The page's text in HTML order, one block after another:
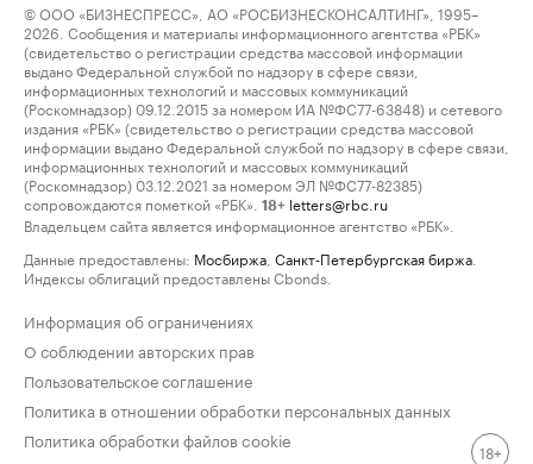
© ООО «БИЗНЕСПРЕСС», АО «РОСБИЗНЕСКОНСАЛТИНГ», 1995–
2026. Сообщения и материалы информационного агентства «РБК»
(свидетельство о регистрации средства массовой информации
выдано Федеральной службой по надзору в сфере связи,
информационных технологий и массовых коммуникаций
(Роскомнадзор) 09.12.2015 за номером ИА №ФС77-63848) и сетевого
издания «РБК» (свидетельство о регистрации средства массовой
информации выдано Федеральной службой по надзору в сфере связи,
информационных технологий и массовых коммуникаций
(Роскомнадзор) 03.12.2021 за номером ЭЛ №ФС77-82385)
сопровождаются пометкой «РБК».
18+ letters@rbc.ru
Владельцем сайта является информационное агентство «РБК».
Данные предоставлены: Мосбиржа Санкт-Петербургская биржа
Индексы облигаций предоставлены Cbonds.
Информация об ограничениях
О соблюдении авторских прав
Пользовательское соглашение
Политика в отношении обработки персональных данных
Политика обработки файлов cookie
18+